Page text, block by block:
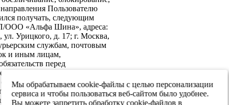
Пользователю
получать, следующим
ООО «Альфа Шина», адреса:
Урицкого, д. 17; г. Москва,
службам, почтовым
и иным лицам,
перед
на передачу в
информационной
данных третьим
реализации целей,
Мы обрабатываем cookie-файлы с целью персонализации
сервиса и чтобы пользоваться веб-сайтом было удобнее.
Вы можете запретить обработку cookie-файлов в